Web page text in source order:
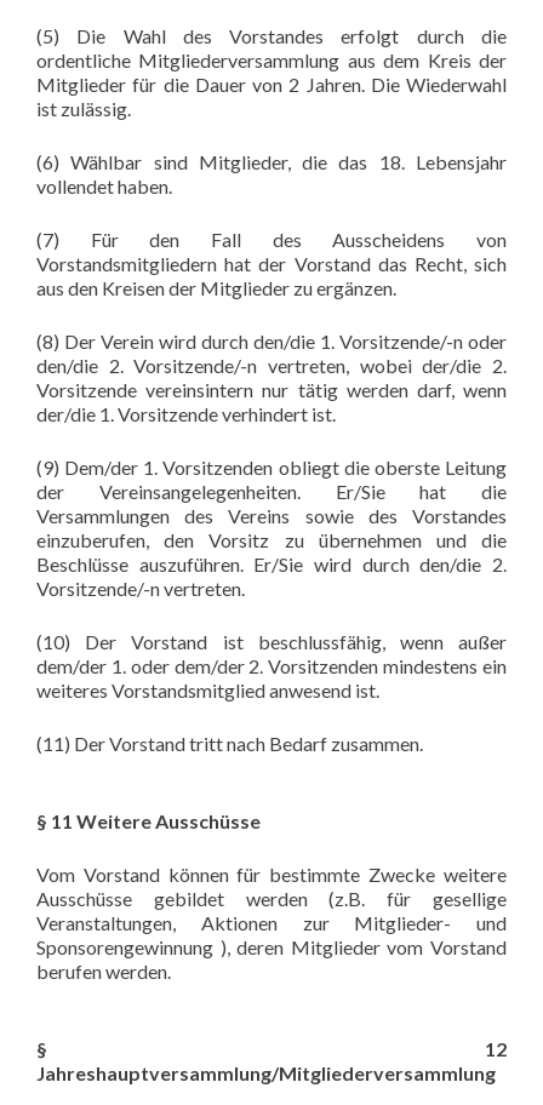
(5) Die Wahl des Vorstandes erfolgt durch die
ordentliche Mitgliederversammlung aus dem Kreis der
Mitglieder für die Dauer von 2 Jahren. Die Wiederwahl
ist zulässig.
(6) Wählbar sind Mitglieder, die das 18. Lebensjahr
vollendet haben.
(7) Für den Fall des Ausscheidens von
Vorstandsmitgliedern hat der Vorstand das Recht, sich
aus den Kreisen der Mitglieder zu ergänzen.
(8) Der Verein wird durch den/die 1. Vorsitzende/-n oder
den/die 2. Vorsitzende/-n vertreten, wobei der/die 2.
Vorsitzende vereinsintern nur tätig werden darf, wenn
der/die 1. Vorsitzende verhindert ist.
(9) Dem/der 1. Vorsitzenden obliegt die oberste Leitung
der Vereinsangelegenheiten. Er/Sie hat die
Versammlungen des Vereins sowie des Vorstandes
einzuberufen, den Vorsitz zu übernehmen und die
Beschlüsse auszuführen. Er/Sie wird durch den/die 2.
Vorsitzende/-n vertreten.
(10) Der Vorstand ist beschlussfähig, wenn außer
dem/der 1. oder dem/der 2. Vorsitzenden mindestens ein
weiteres Vorstandsmitglied anwesend ist.
(11) Der Vorstand tritt nach Bedarf zusammen.
§ 11 Weitere Ausschüsse
Vom Vorstand können für bestimmte Zwecke weitere
Ausschüsse gebildet werden (z.B. für gesellige
Veranstaltungen, Aktionen zur Mitglieder- und
Sponsorengewinnung ), deren Mitglieder vom Vorstand
berufen werden.
§ 12
Jahreshauptversammlung/Mitgliederversammlung